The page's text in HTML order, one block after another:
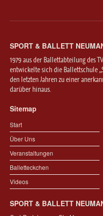
SPORT & BALLETT
1979 aus der Ballettabteilung des
entwickelte sich die Ballettschule
den letzten Jahren zu einer
darüber hinaus.
Sitemap
Start
Über Uns
Veranstaltungen
Balletteckchen
Videos
SPORT & BALLETT